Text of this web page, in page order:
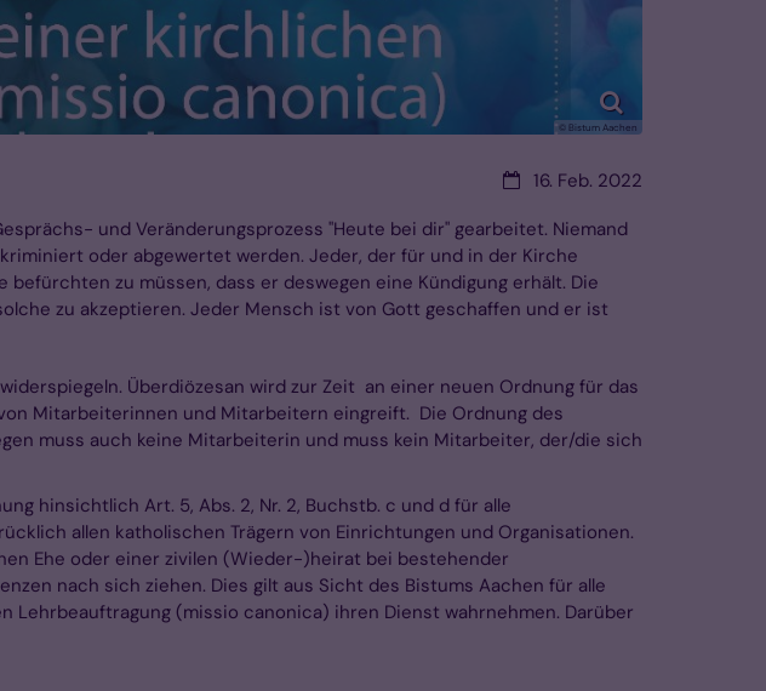
© Bistum Aachen
Datum:16. Feb. 2022
und Veränderungsprozess "Heute bei dir" gearbeitet. Niemand
oder abgewertet werden. Jeder, der für und in der Kirche
zu müssen, dass er deswegen eine Kündigung erhält. Die
zu akzeptieren. Jeder Mensch ist von Gott geschaffen und er ist
Überdiözesan wird zur Zeit an einer neuen Ordnung für das
Mitarbeiterinnen und Mitarbeitern eingreift. Die Ordnung des
muss auch keine Mitarbeiterin und muss kein Mitarbeiter, der/die sich
hinsichtlich Art. 5, Abs. 2, Nr. 2, Buchstb. c und d für alle
allen katholischen Trägern von Einrichtungen und Organisationen.
Ehe oder einer zivilen (Wieder-)heirat bei bestehender
nach sich ziehen. Dies gilt aus Sicht des Bistums Aachen für alle
(missio canonica) ihren Dienst wahrnehmen. Darüber